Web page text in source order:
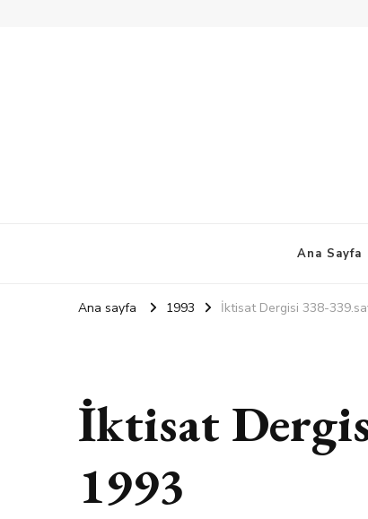
Ana Sayfa
Ana sayfa 1993 İktisat Dergisi 338-
İktisat
1993